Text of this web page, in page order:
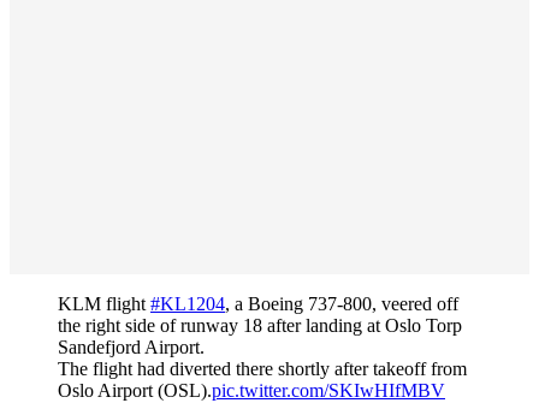
KLM flight #KL1204, a Boeing 737-800, veered off
the right side of runway 18 after landing at Oslo Torp
Sandefjord Airport.
The flight had diverted there shortly after takeoff from
Oslo Airport (OSL).pic.twitter.com/SKIwHIfMBV